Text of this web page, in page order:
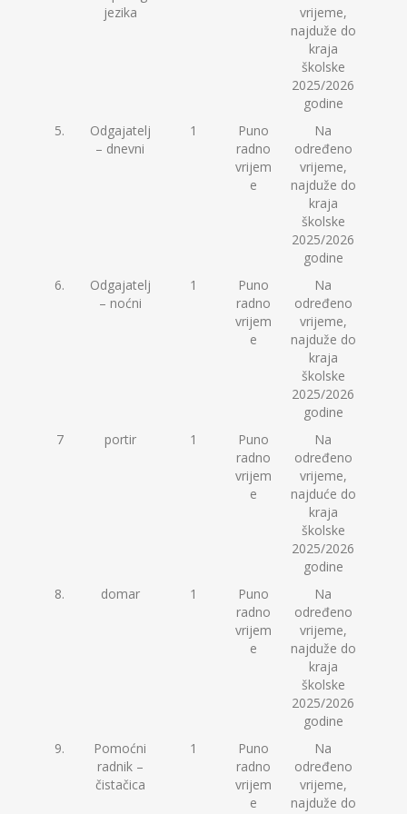
jezika
vrijeme,
najduže do
kraja
školske
2025/2026
godine
5.
Odgajatelj
– dnevni
1
Puno
radno
vrijem
e
Na
određeno
vrijeme,
najduže do
kraja
školske
2025/2026
godine
6.
Odgajatelj
– noćni
1
Puno
radno
vrijem
e
Na
određeno
vrijeme,
najduže do
kraja
školske
2025/2026
godine
7
portir 1
Puno
radno
vrijem
e
Na
određeno
vrijeme,
najduće do
kraja
školske
2025/2026
godine
8.
domar 1
Puno
radno
vrijem
e
Na
određeno
vrijeme,
najduže do
kraja
školske
2025/2026
godine
9.
Pomoćni
radnik –
čistačica
1
Puno
radno
vrijem
e
Na
određeno
vrijeme,
najduže do